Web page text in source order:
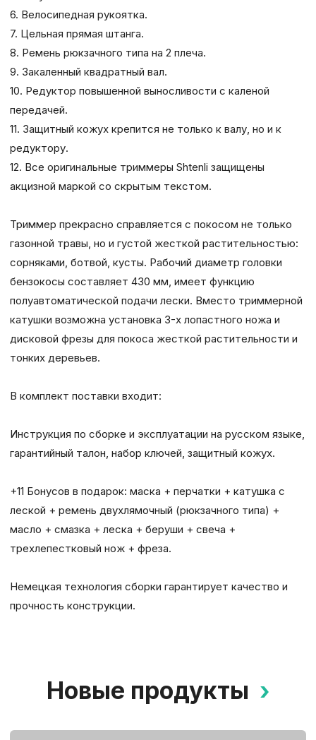
6. Велосипедная рукоятка.
7. Цельная прямая штанга.
8. Ремень рюкзачного типа на 2 плеча.
9. Закаленный квадратный вал.
10. Редуктор повышенной выносливости с каленой
передачей.
11. Защитный кожух крепится не только к валу, но и к
редуктору.
12. Все оригинальные триммеры Shtenli защищены
акцизной маркой со скрытым текстом.
Триммер прекрасно справляется с покосом не только
газонной травы, но и густой жесткой растительностью:
сорняками, ботвой, кусты. Рабочий диаметр головки
бензокосы составляет 430 мм, имеет функцию
полуавтоматической подачи лески. Вместо триммерной
катушки возможна установка 3-х лопастного ножа и
дисковой фрезы для покоса жесткой растительности и
тонких деревьев.
В комплект поставки входит:
Инструкция по сборке и эксплуатации на русском языке,
гарантийный талон, набор ключей, защитный кожух.
+11 Бонусов в подарок: маска + перчатки + катушка с
леской + ремень двухлямочный (рюкзачного типа) +
масло + смазка + леска + беруши + свеча +
трехлепестковый нож + фреза.
Немецкая технология сборки гарантирует качество и
прочность конструкции.
Новые продукты